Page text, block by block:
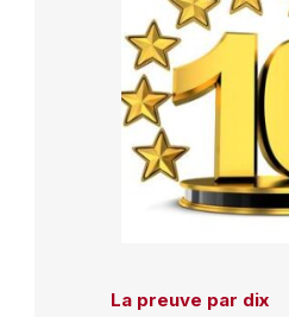
La preuve par dix